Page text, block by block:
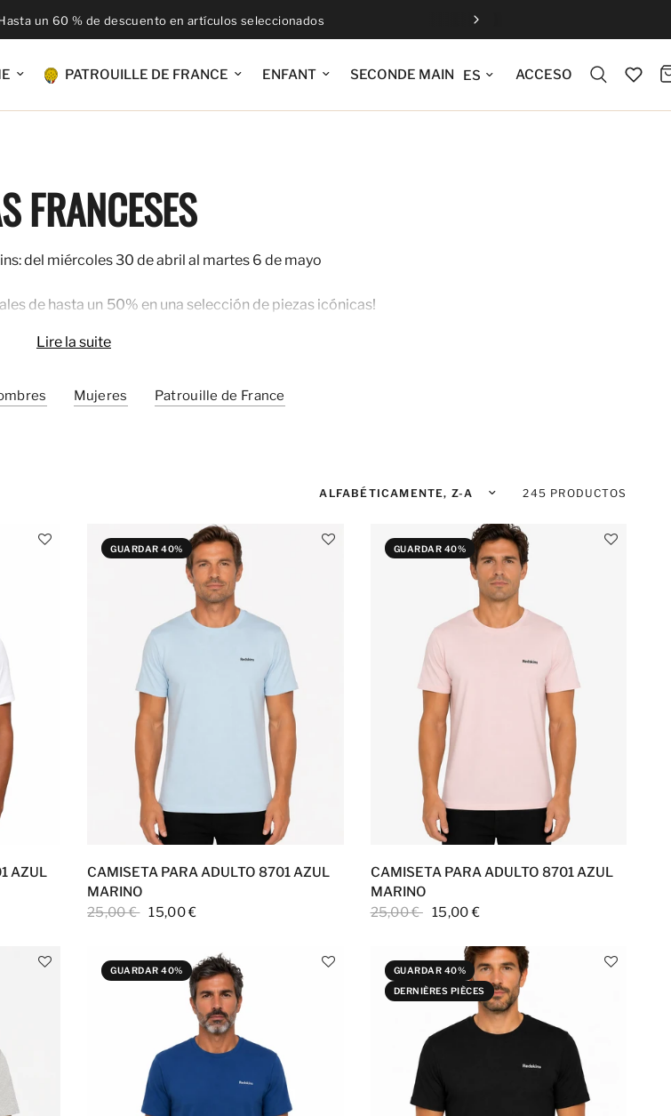
Hasta un 60 % de descuento en artículos seleccionados
PATROUILLE DE FRANCE ENFANT SECONDE MAIN Actualizar idioma
ACCESO
FRANCESES
del miércoles 30 de abril al martes 6 de mayo
de hasta un 50% en una selección de piezas icónicas!
en el resto de la colección! (excepto en artículos ya rebajados)
tus esenciales de moda con estilo y carácter.
Lire la suite
Mujeres Patrouille de France
Ordenar por: 245 PRODUCTOS
AZUL
GUARDAR 40%
CAMISETA PARA ADULTO 8701 AZUL
MARINO
25,00 € 15,00 €
GUARDAR 40%
CAMISETA PARA ADULTO 8701 AZUL
MARINO
25,00 € 15,00 €
GUARDAR 40%
GUARDAR 40%
DERNIÈRES PIÈCES